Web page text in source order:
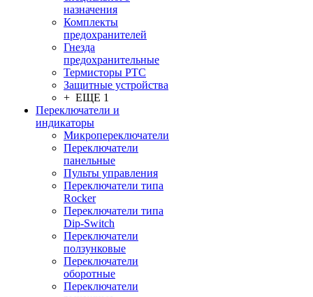
назначения
Комплекты
предохранителей
Гнезда
предохранительные
Термисторы PTC
Защитные устройства
+ ЕЩЕ 1
Переключатели и
индикаторы
Микропереключатели
Переключатели
панельные
Пульты управления
Переключатели типа
Rocker
Переключатели типа
Dip-Switch
Переключатели
ползунковые
Переключатели
оборотные
Переключатели